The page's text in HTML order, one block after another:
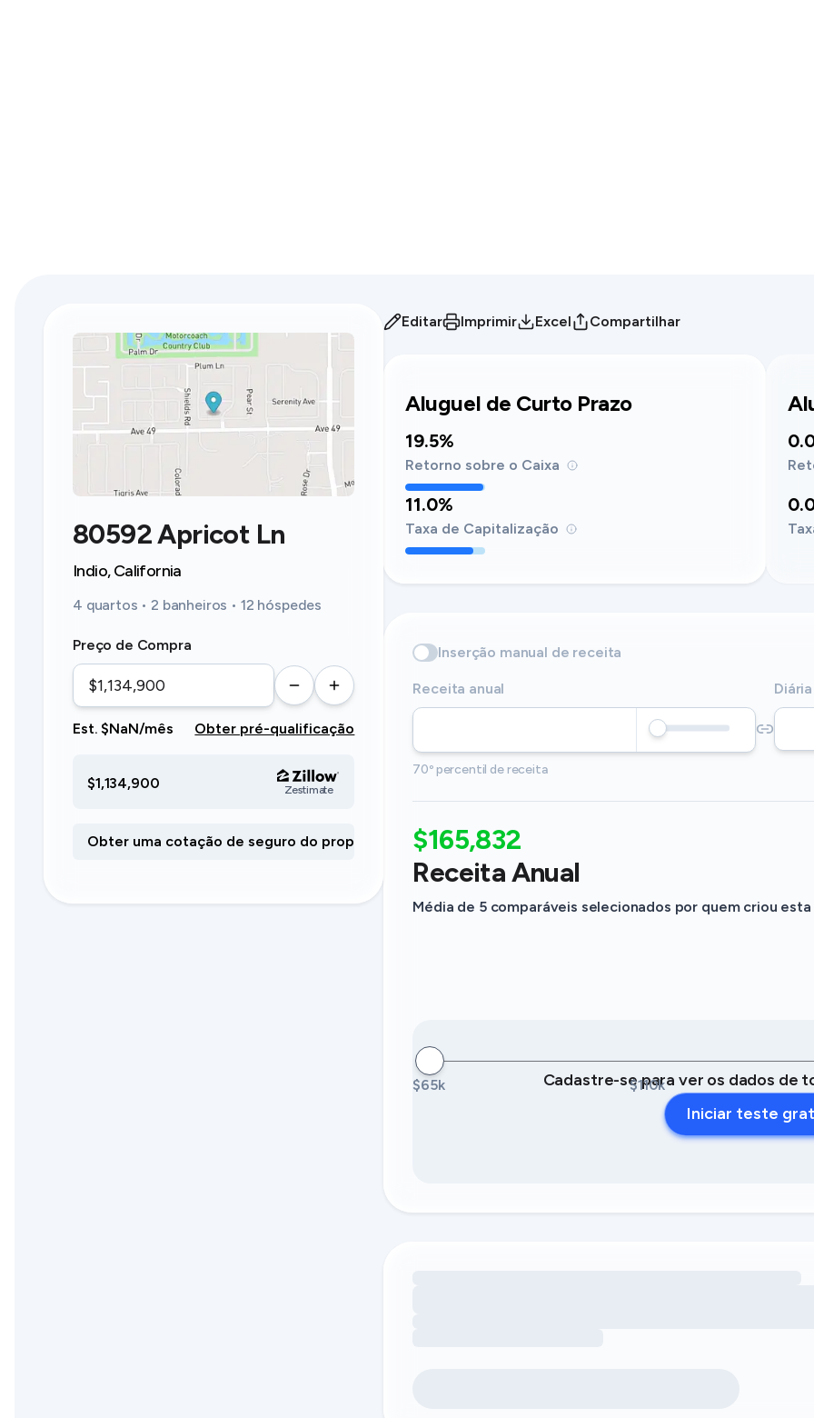
80592 Apricot Ln
Indio, California
4 quartos • 2 banheiros • 12 hóspedes
Preço de Compra
Est. $NaN/mês Obter pré-qualificação
$1,134,900 Zestimate
Editar Imprimir Excel Compartilhar
Aluguel de Curto Prazo
19.5%
Retorno sobre o Caixa
11.0%
Taxa de Capitalização
Inserção manual de receita
Receita anual Diária
70º percentil de receita
$165,832
Receita Anual
Média de 5 comparáveis selecionados por quem criou esta
$65k $110k
Cadastre-se para ver os dados de
Iniciar teste